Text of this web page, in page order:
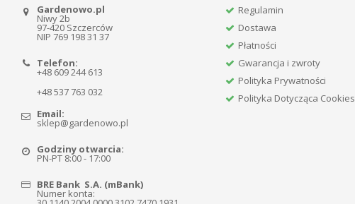
Gardenowo.pl
Niwy 2b
97-420 Szczerców
NIP 769 198 31 37
Telefon:
+48 609 244 613
+48 537 763 032
Email:
sklep@gardenowo.pl
Godziny otwarcia:
PN-PT 8:00 - 17:00
BRE Bank S.A. (mBank)
Numer konta:
Regulamin
Dostawa
Płatności
Gwarancja i zwroty
Polityka Prywatności
Polityka Dotycząca Cookies